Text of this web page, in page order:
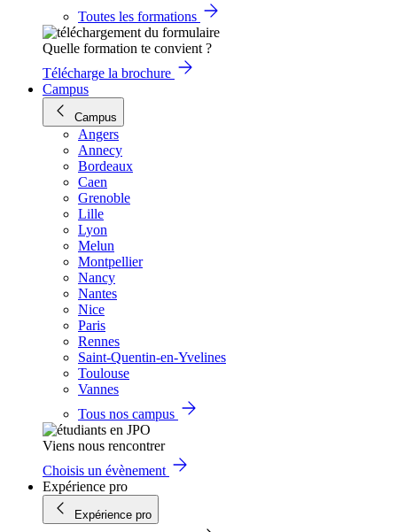
Toutes les formations
Quelle formation te convient ?
Télécharge la brochure
Campus
Campus
Angers
Annecy
Bordeaux
Caen
Grenoble
Lille
Lyon
Melun
Montpellier
Nancy
Nantes
Nice
Paris
Rennes
Saint-Quentin-en-Yvelines
Toulouse
Vannes
Tous nos campus
Viens nous rencontrer
Choisis un évènement
Expérience pro
Expérience pro